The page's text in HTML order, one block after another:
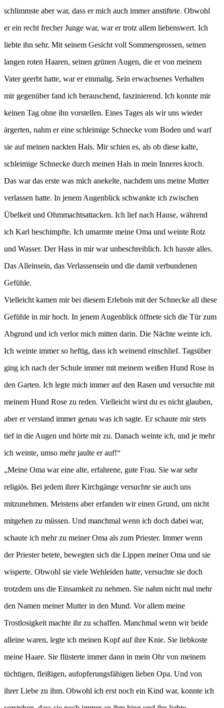
schlimmste aber war, dass er mich auch immer anstiftete. Obwohl
er ein recht frecher Junge war, war er trotz allem liebenswert. Ich
liebte ihn sehr. Mit seinem Gesicht voll Sommersprossen, seinen
langen roten Haaren, seinen grünen Augen, die er von meinem
Vater geerbt hatte, war er einmalig. Sein erwachsenes Verhalten
mir gegenüber fand ich berauschend, faszinierend. Ich konnte mir
keinen Tag ohne ihn vorstellen. Eines Tages als wir uns wieder
ärgerten, nahm er eine schleimige Schnecke vom Boden und warf
sie auf meinen nackten Hals. Mir schien es, als ob diese kalte,
schleimige Schnecke durch meinen Hals in mein Inneres kroch.
Das war das erste was mich anekelte, nachdem uns meine Mutter
verlassen hatte. In jenem Augenblick schwankte ich zwischen
Übelkeit und Ohmmachtsattacken. Ich lief nach Hause, während
ich Karl beschimpfte. Ich umarmte meine Oma und weinte Rotz
und Wasser. Der Hass in mir war unbeschreiblich. Ich hasste alles.
Das Alleinsein, das Verlassensein und die damit verbundenen
Gefühle.
Vielleicht kamen mir bei diesem Erlebnis mit der Schnecke all diese
Gefühle in mir hoch. In jenem Augenblick öffnete sich die Tür zum
Abgrund und ich verlor mich mitten darin. Die Nächte weinte ich.
Ich weinte immer so heftig, dass ich weinend einschlief. Tagsüber
ging ich nach der Schule immer mit meinem weißen Hund Rose in
den Garten. Ich legte mich immer auf den Rasen und versuchte mit
meinem Hund Rose zu reden. Vielleicht wirst du es nicht glauben,
aber er verstand immer genau was ich sagte. Er schaute mir stets
tief in die Augen und hörte mir zu. Danach weinte ich, und je mehr
ich weinte, umso mehr jaulte er auf!“
„Meine Oma war eine alte, erfahrene, gute Frau. Sie war sehr
religiös. Bei jedem ihrer Kirchgänge versuchte sie auch uns
mitzunehmen. Meistens aber erfanden wir einen Grund, um nicht
mitgehen zu müssen. Und manchmal wenn ich doch dabei war,
schaute ich mehr zu meiner Oma als zum Priester. Immer wenn
der Priester betete, bewegten sich die Lippen meiner Oma und sie
wisperte. Obwohl sie viele Wehleiden hatte, versuchte sie doch
trotzdem uns die Einsamkeit zu nehmen. Sie nahm nicht mal mehr
den Namen meiner Mutter in den Mund. Vor allem meine
Trostlosigkeit machte ihr zu schaffen. Manchmal wenn wir beide
alleine waren, legte ich meinen Kopf auf ihre Knie. Sie liebkoste
meine Haare. Sie flüsterte immer dann in mein Ohr von meinem
tüchtigen, fleißigen, aufopferungsfähigen lieben Opa. Und von
ihrer Liebe zu ihm. Obwohl ich erst noch ein Kind war, konnte ich